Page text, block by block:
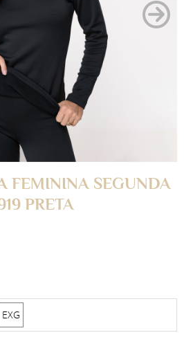
FEMININA SEGUNDA
PRETA
EXG